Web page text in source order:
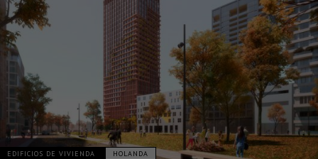
EDIFICIOS DE VIVIENDA HOLANDA